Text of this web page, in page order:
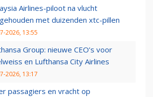
Airlines-piloot na vlucht
met duizenden xtc-pillen
2026, 13:55
Group: nieuwe CEO’s voor
en Lufthansa City Airlines
2026, 13:17
passagiers en vracht op